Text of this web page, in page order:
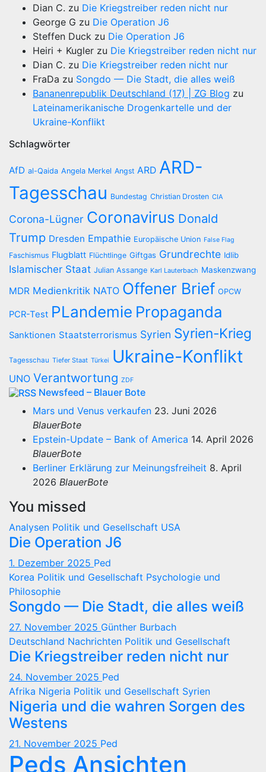
Dian C. zu Die Kriegstreiber reden nicht nur
George G zu Die Operation J6
Steffen Duck zu Die Operation J6
Heiri + Kugler zu Die Kriegstreiber reden nicht nur
Dian C. zu Die Kriegstreiber reden nicht nur
FraDa zu Songdo — Die Stadt, die alles weiß
Bananenrepublik Deutschland (17) | ZG Blog zu
Lateinamerikanische Drogenkartelle und der
Ukraine-Konflikt
Schlagwörter
AfD al-Qaida Angela Merkel Angst ARD ARD-
Tagesschau Bundestag Christian Drosten CIA
Corona-Lügner Coronavirus Donald
Trump Dresden Empathie Europäische Union False Flag
Faschismus Flugblatt Flüchtlinge Giftgas Grundrechte Idlib
Islamischer Staat Julian Assange Karl Lauterbach Maskenzwang
MDR Medienkritik NATO Offener Brief OPCW
PCR-Test PLandemie Propaganda
Sanktionen Staatsterrorismus Syrien Syrien-Krieg
Tagesschau Tiefer Staat Türkei Ukraine-Konflikt
UNO Verantwortung ZDF
Newsfeed – Blauer Bote
Mars und Venus verkaufen 23. Juni 2026
BlauerBote
Epstein-Update – Bank of America 14. April 2026
BlauerBote
Berliner Erklärung zur Meinungsfreiheit 8. April
2026 BlauerBote
You missed
Analysen Politik und Gesellschaft USA
Die Operation J6
1. Dezember 2025 Ped
Korea Politik und Gesellschaft Psychologie und
Philosophie
Songdo — Die Stadt, die alles weiß
27. November 2025 Günther Burbach
Deutschland Nachrichten Politik und Gesellschaft
Die Kriegstreiber reden nicht nur
24. November 2025 Ped
Afrika Nigeria Politik und Gesellschaft Syrien
Nigeria und die wahren Sorgen des
Westens
21. November 2025 Ped
Peds Ansichten